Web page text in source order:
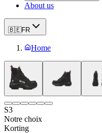
About us
🇧🇪FR
Home
S3
Notre choix
Korting